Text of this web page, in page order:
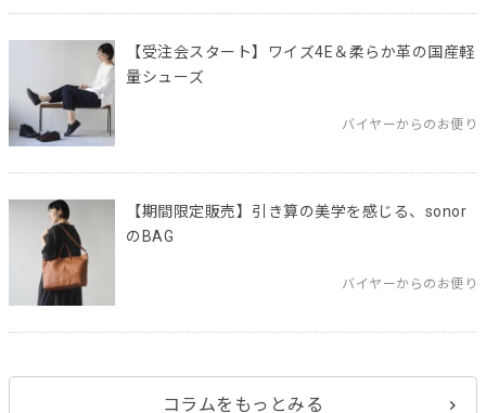
【受注会スタート】ワイズ4E＆柔らか革の国産軽
量シューズ
バイヤーからのお便り
【期間限定販売】引き算の美学を感じる、sonor
のBAG
バイヤーからのお便り
コラムをもっとみる